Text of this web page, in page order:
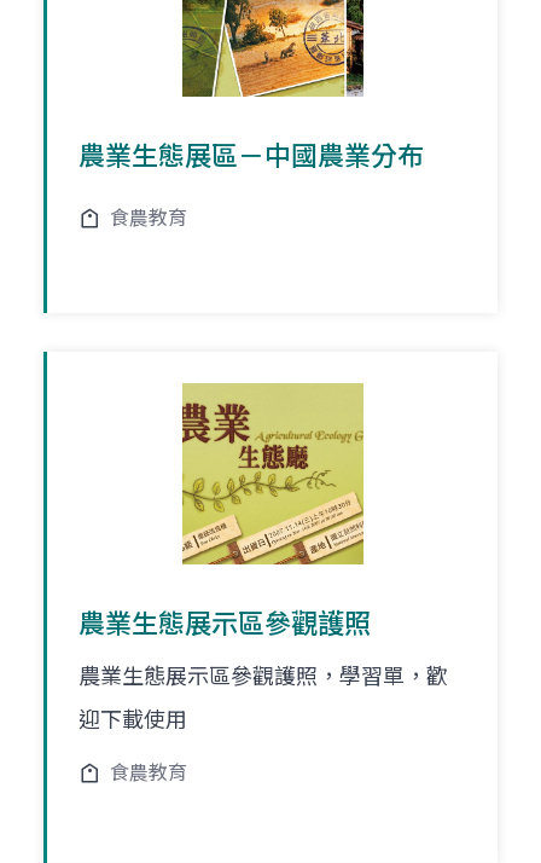
農業生態展區－中國農業分布
食農教育
農業生態展示區參觀護照
農業生態展示區參觀護照，學習單，歡
迎下載使用
食農教育